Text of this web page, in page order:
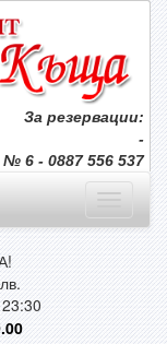
За резервации:
-
6 - 0887 556 537